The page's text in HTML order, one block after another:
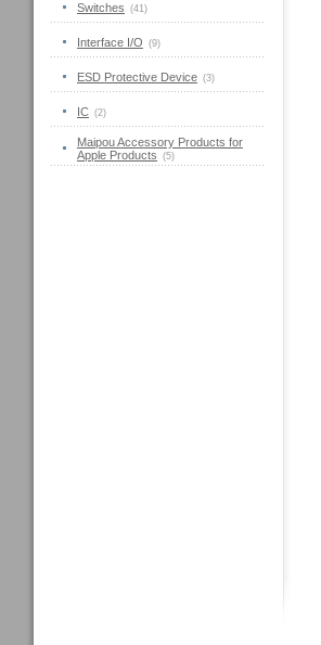
Switches (41)
Interface I/O (9)
ESD Protective Device (3)
IC (2)
Maipou Accessory Products for
Apple Products (5)